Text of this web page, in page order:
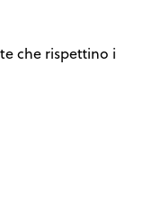
che rispettino i